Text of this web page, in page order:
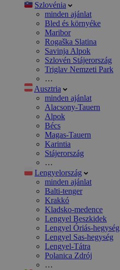
Szlovénia
minden ajánlat
Bled és környéke
Maribor
Rogaška Slatina
Savinja Alpok
Szlovén Stájerország
Triglav Nemzeti Park
…
Ausztria
minden ajánlat
Alacsony-Tauern
Alpok
Bécs
Magas-Tauern
Karintia
Stájerország
…
Lengyelország
minden ajánlat
Balti-tenger
Krakkó
Kladsko-medence
Lengyel Beszkidek
Lengyel Óriás-hegység
Lengyel Sas-hegység
Lengyel-Tátra
Polanica Zdrój
…